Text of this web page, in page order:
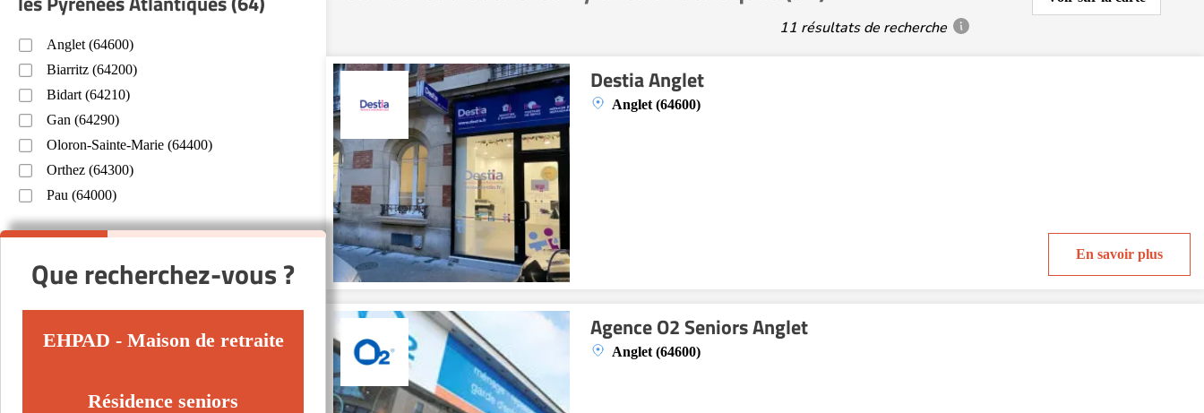
11 résultats de recherche
Destia Anglet
Anglet (64600)
En savoir plus
Agence O2 Seniors Anglet
Anglet (64600)
Anglet (64600)
Biarritz (64200)
Bidart (64210)
Gan (64290)
Oloron-Sainte-Marie (64400)
Orthez (64300)
Pau (64000)
Que recherchez-vous ?
EHPAD - Maison de retraite
Résidence seniors